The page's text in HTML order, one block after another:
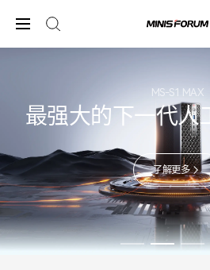
MS-S1 MAX
最强大的下一代人
了解更多